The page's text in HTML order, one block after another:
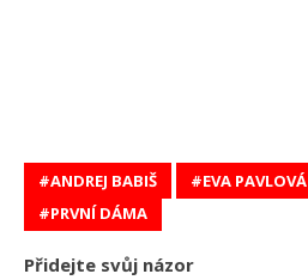
ANDREJ BABIŠ EVA PAVLOVÁ
PRVNÍ DÁMA
Přidejte svůj názor